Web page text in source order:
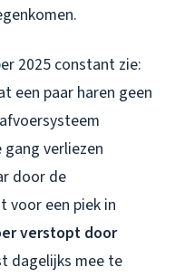
2025 constant zie:
een paar haren geen
verliezen
door de
voor een piek in
verstopt door
dagelijks mee te